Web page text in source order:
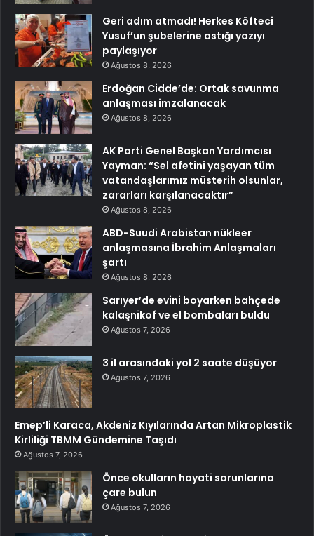
Geri adım atmadı! Herkes Köfteci
Yusuf’un şubelerine astığı yazıyı
paylaşıyor
Ağustos 8, 2026
Erdoğan Cidde’de: Ortak savunma
anlaşması imzalanacak
Ağustos 8, 2026
AK Parti Genel Başkan Yardımcısı
Yayman: “Sel afetini yaşayan tüm
vatandaşlarımız müsterih olsunlar,
zararları karşılanacaktır”
Ağustos 8, 2026
ABD-Suudi Arabistan nükleer
anlaşmasına İbrahim Anlaşmaları
şartı
Ağustos 8, 2026
Sarıyer’de evini boyarken bahçede
kalaşnikof ve el bombaları buldu
Ağustos 7, 2026
3 il arasındaki yol 2 saate düşüyor
Ağustos 7, 2026
Emep’li Karaca, Akdeniz Kıyılarında Artan Mikroplastik
Kirliliği TBMM Gündemine Taşıdı
Ağustos 7, 2026
Önce okulların hayati sorunlarına
çare bulun
Ağustos 7, 2026